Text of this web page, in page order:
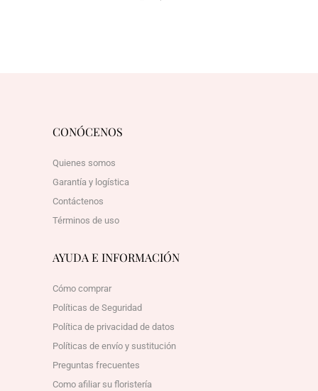
CONÓCENOS
Quienes somos
Garantía y logística
Contáctenos
Términos de uso
AYUDA E INFORMACIÓN
Cómo comprar
Políticas de Seguridad
Política de privacidad de datos
Políticas de envío y sustitución
Preguntas frecuentes
Como afiliar su floristería